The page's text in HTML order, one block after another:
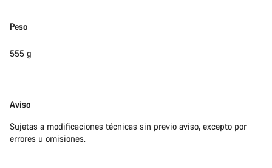
Peso
555 g
Exención
responsabilidades
Aviso
Sujetas a modificaciones técnicas sin previo aviso, excepto por
errores u omisiones.